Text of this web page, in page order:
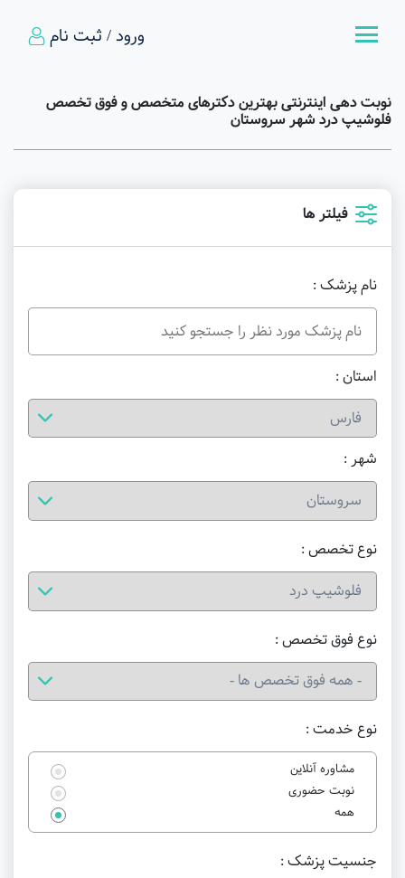
ورود / ثبت نام
نوبت دهی اینترنتی بهترین دکترهای متخصص و فوق تخصص
فلوشیپ درد شهر سروستان
فیلتر ها
نام پزشک :
استان :
شهر :
نوع خدمت :
مشاوره آنلاین
نوبت حضوری
همه
نوع تخصص :
نوع فوق تخصص :
جنسیت پزشک :